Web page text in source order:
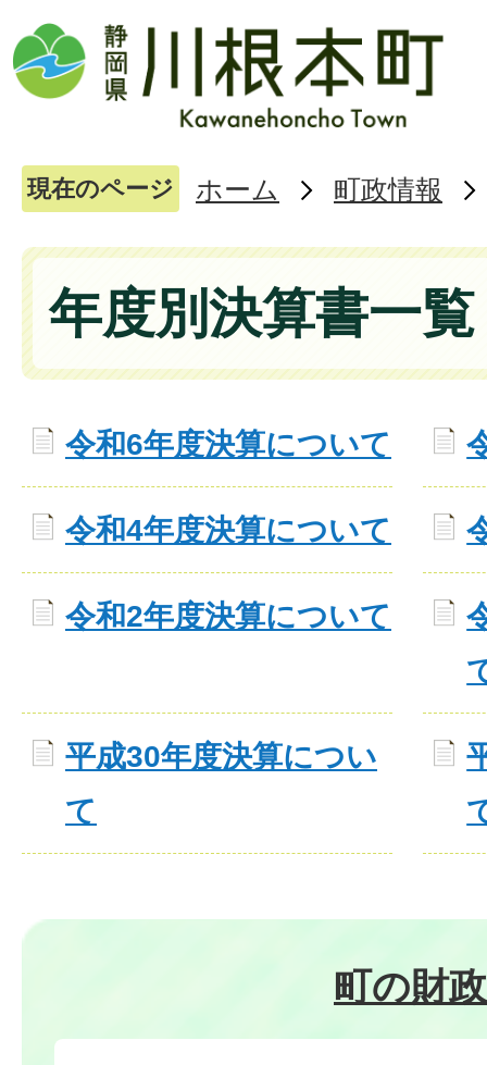
現在のページ ホーム 町政情報
年度別決算書一覧
令和6年度決算について
令和4年度決算について
令和2年度決算について
平成30年度決算につい
て
町の財政